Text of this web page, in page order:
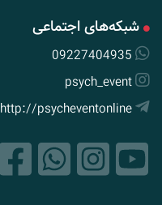
شبکه‌های اجتماعی
09227404935
psych_event
http://psycheventonline